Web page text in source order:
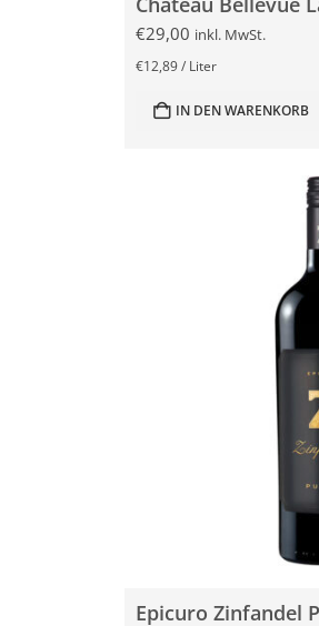
€29,00 inkl. MwSt.
€12,89/ Liter
IN DEN WARENKORB
Epicuro Zinfandel